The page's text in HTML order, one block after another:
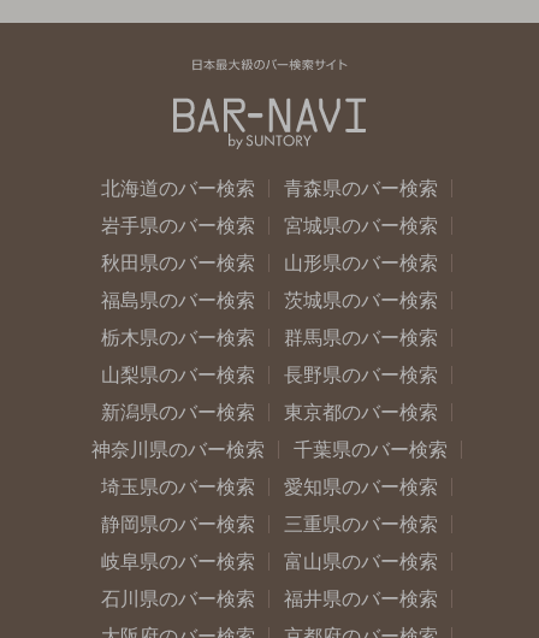
北海道のバー検索
青森県のバー検索
岩手県のバー検索
宮城県のバー検索
秋田県のバー検索
山形県のバー検索
福島県のバー検索
茨城県のバー検索
栃木県のバー検索
群馬県のバー検索
山梨県のバー検索
長野県のバー検索
新潟県のバー検索
東京都のバー検索
神奈川県のバー検索
千葉県のバー検索
埼玉県のバー検索
愛知県のバー検索
静岡県のバー検索
三重県のバー検索
岐阜県のバー検索
富山県のバー検索
石川県のバー検索
福井県のバー検索